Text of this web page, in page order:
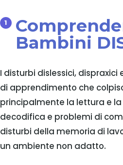
Bambini
I disturbi dislessici,
di apprendimento che
principalmente la lettura e
decodifica e problemi di
disturbi della memoria di
un ambiente non adatto.